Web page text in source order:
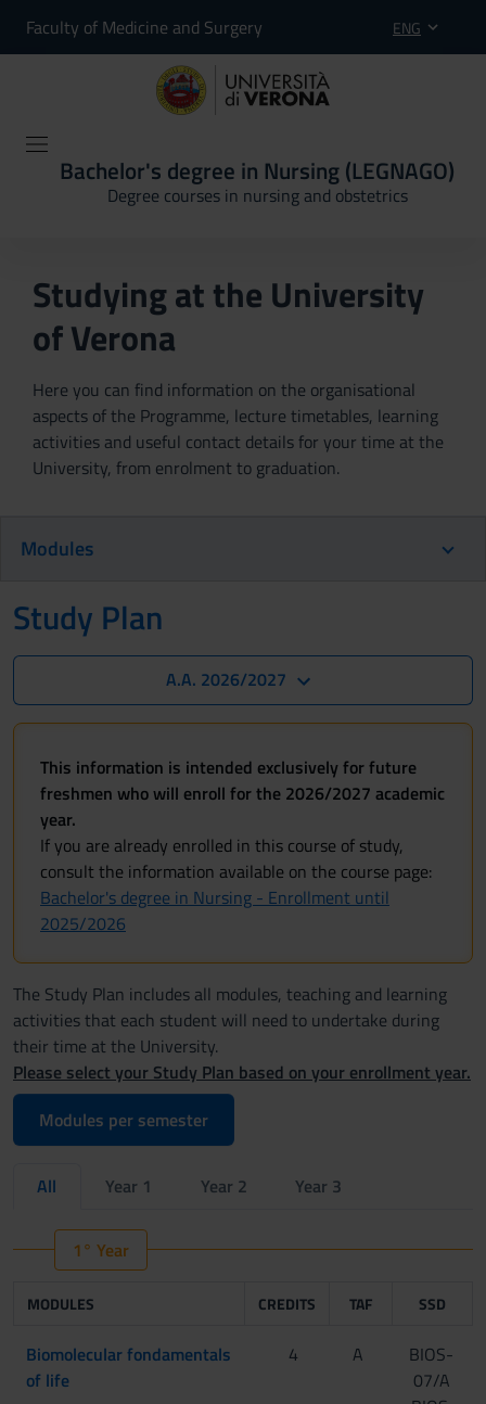
Faculty of Medicine and Surgery ENG
Bachelor's degree in Nursing (LEGNAGO)
Degree courses in nursing and obstetrics
Studying at the University
of Verona
Here you can find information on the organisational
aspects of the Programme, lecture timetables, learning
activities and useful contact details for your time at the
University, from enrolment to graduation.
Modules
Study Plan
A.A. 2026/2027
This information is intended exclusively for future
freshmen who will enroll for the 2026/2027 academic
year.
If you are already enrolled in this course of study,
consult the information available on the course page:
Bachelor's degree in Nursing - Enrollment until
2025/2026
The Study Plan includes all modules, teaching and learning
activities that each student will need to undertake during
their time at the University.
Please select your Study Plan based on your enrollment year.
Modules per semester
All Year 1 Year 2 Year 3
1° Year
MODULES CREDITS TAF SSD
Biomolecular fondamentals
of life
4 A
BIOS-
07/A